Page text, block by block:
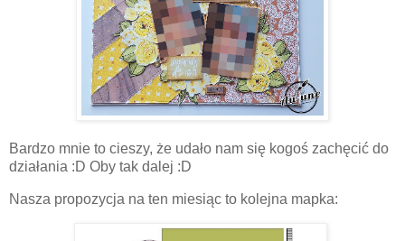
Bardzo mnie to cieszy, że udało nam się kogoś zachęcić do
działania :D Oby tak dalej :D
Nasza propozycja na ten miesiąc to kolejna mapka: